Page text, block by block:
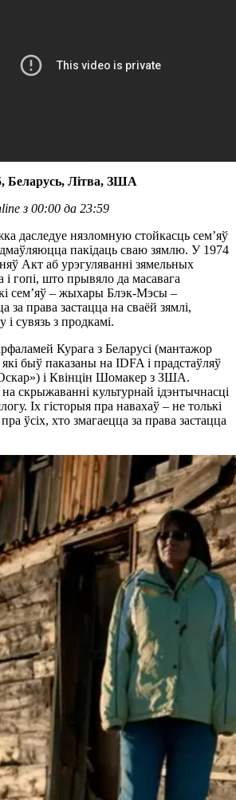
Беларусь, Літва, ЗША
з 00:00 да 23:59
даследуе нязломную стойкасць сем’яў
пакідаць сваю зямлю. У 1974
Акт аб урэгуляванні зямельных
і гопі, што прывяло да масавага
сем’яў – жыхары Блэк-Мэсы –
за права застацца на сваёй зямлі,
сувязь з продкамі.
Курага з Беларусі (мантажор
быў паказаны на IDFA і прадстаўляў
і Квінцін Шомакер з ЗША.
скрыжаванні культурнай ідэнтычнасці
Іх гісторыя пра навахаў – не толькі
ўсіх, хто змагаецца за права застацца